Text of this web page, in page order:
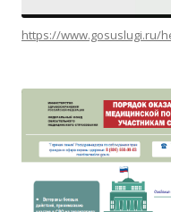
https://www.gosuslugi.ru/